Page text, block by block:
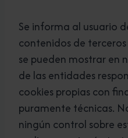
Se informa al usuario
contenidos de
se pueden mostrar en
de las entidades
cookies propias con
puramente técnicas.
ningún control sobre